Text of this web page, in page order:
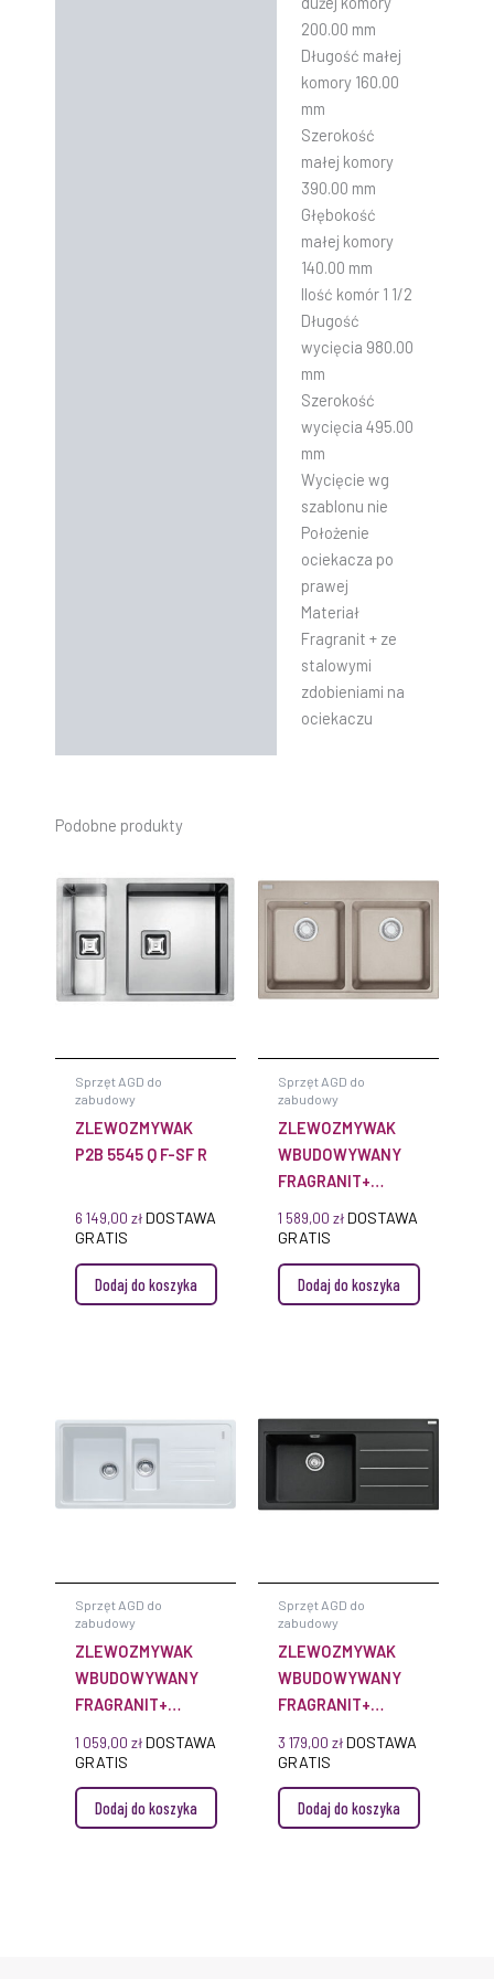
200.00 mm
Długość małej
komory 160.00
mm
Szerokość
małej komory
390.00 mm
Głębokość
małej komory
140.00 mm
Ilość komór 1 1/2
Długość
wycięcia 980.00
mm
Szerokość
wycięcia 495.00
mm
Wycięcie wg
szablonu nie
Położenie
ociekacza po
prawej
Materiał
Fragranit + ze
stalowymi
zdobieniami na
ociekaczu
Podobne produkty
Sprzęt AGD do
zabudowy
ZLEWOZMYWAK
P2B 5545 Q F-SF R
6 149,00 zł DOSTAWA
GRATIS
Dodaj do koszyka
Sprzęt AGD do
zabudowy
ZLEWOZMYWAK
WBUDOWYWANY
FRAGRANIT+
1 589,00 zł DOSTAWA
GRATIS
Dodaj do koszyka
Sprzęt AGD do
zabudowy
ZLEWOZMYWAK
WBUDOWYWANY
FRAGRANIT+
1 059,00 zł DOSTAWA
GRATIS
Dodaj do koszyka
Sprzęt AGD do
zabudowy
ZLEWOZMYWAK
WBUDOWYWANY
FRAGRANIT+
MTF 611 PRAWY,
LEWY
3 179,00 zł DOSTAWA
GRATIS
Dodaj do koszyka